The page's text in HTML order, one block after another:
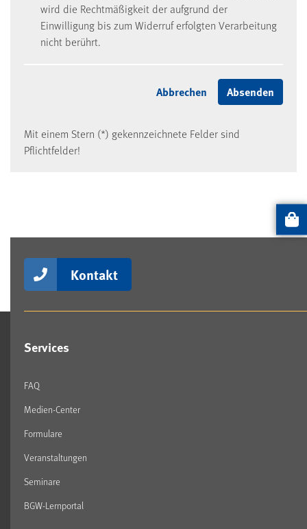
wird die Rechtmäßigkeit der aufgrund der
Einwilligung bis zum Widerruf erfolgten Verarbeitung
nicht berührt.
Mit einem Stern (*) gekennzeichnete Felder sind
Pflichtfelder!
Kontakt
Services
FAQ
Medien-Center
Formulare
Veranstaltungen
Seminare
BGW-Lernportal
Artikel